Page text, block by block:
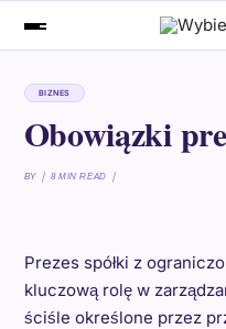
BIZNES
Obowiązki
BY 8 MIN READ
Prezes spółki z
kluczową rolę w
ściśle określone przez